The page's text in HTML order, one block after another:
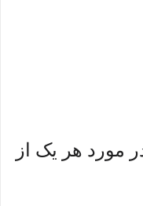
مورد هر یک از